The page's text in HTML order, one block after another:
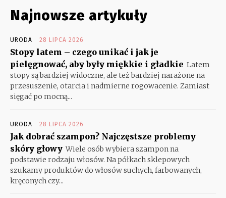
Najnowsze artykuły
URODA 28 LIPCA 2026
Stopy latem – czego unikać i jak je
pielęgnować, aby były miękkie i gładkie Latem
stopy są bardziej widoczne, ale też bardziej narażone na
przesuszenie, otarcia i nadmierne rogowacenie. Zamiast
sięgać po mocną...
URODA 28 LIPCA 2026
Jak dobrać szampon? Najczęstsze problemy
skóry głowy Wiele osób wybiera szampon na
podstawie rodzaju włosów. Na półkach sklepowych
szukamy produktów do włosów suchych, farbowanych,
kręconych czy...